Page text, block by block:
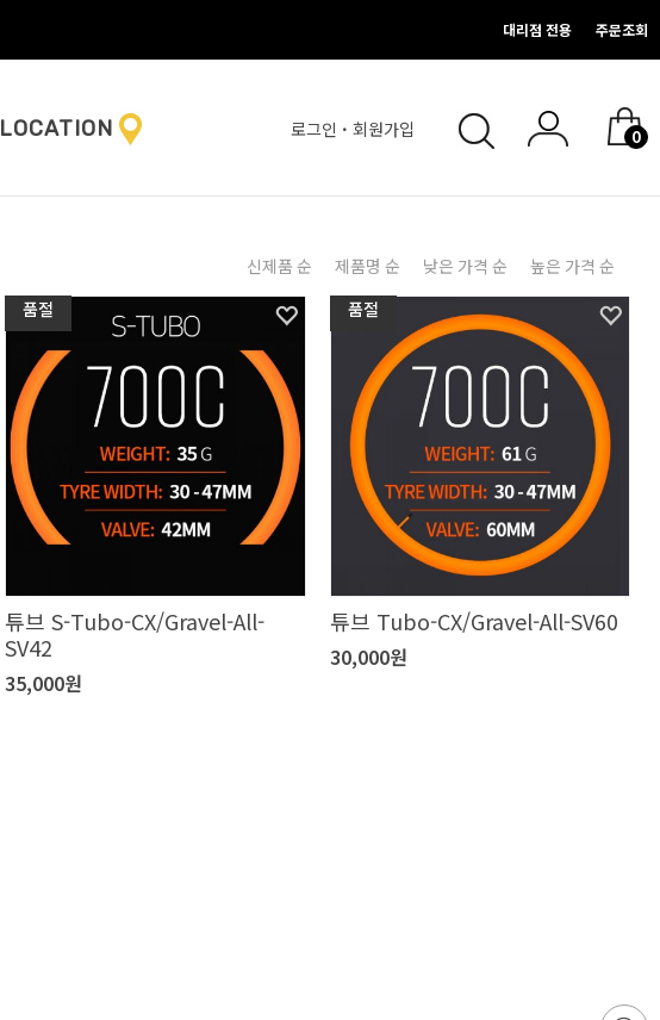
대리점 전용 주문조회
LOCATION 로그인 · 회원가입 0
신제품 순 제품명 순 낮은 가격 순 높은 가격 순
품절
튜브 S-Tubo-CX/Gravel-All-
SV42
35,000원
품절
튜브 Tubo-CX/Gravel-All-SV60
30,000원